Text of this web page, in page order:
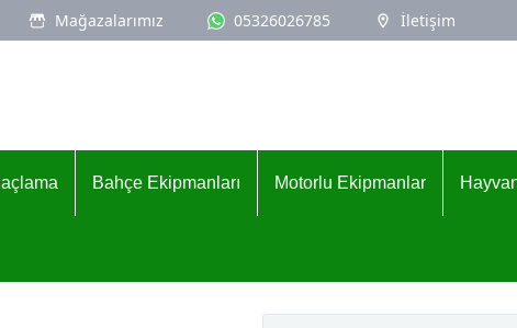
Mağazalarımız 05326026785 İletişim
İlaçlama Bahçe Ekipmanları Motorlu Ekipmanlar